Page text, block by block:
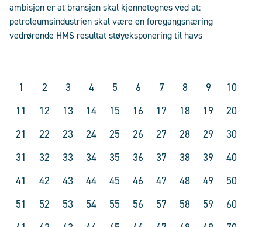
ambisjon er at bransjen skal kjennetegnes ved at:
petroleumsindustrien skal være en foregangsnæring
vedrørende HMS resultat støyeksponering til havs
1 2 3 4 5 6 7 8 9
10
11
12 13 14 15 16 17 18 19
20
21
22 23 24 25 26 27 28 29
30
31
32 33 34 35 36 37 38 39
40
41
42 43 44 45 46 47 48 49
50
51
52 53 54 55 56 57 58 59
60